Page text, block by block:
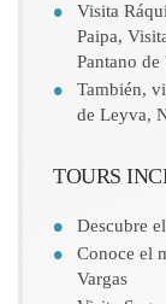
Visita
Paipa,
Pantano de
También,
de Leyva,
TOURS
Descubre
Conoce el
Vargas